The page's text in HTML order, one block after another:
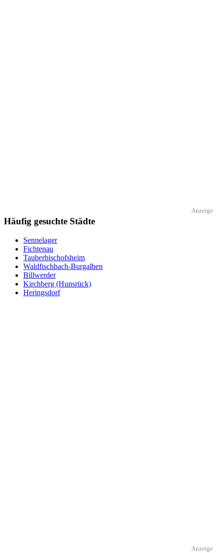
Anzeige
Häufig gesuchte Städte
Sennelager
Fichtenau
Tauberbischofsheim
Waldfischbach-Burgalben
Billwerder
Kirchberg (Hunsrück)
Heringsdorf
Anzeige